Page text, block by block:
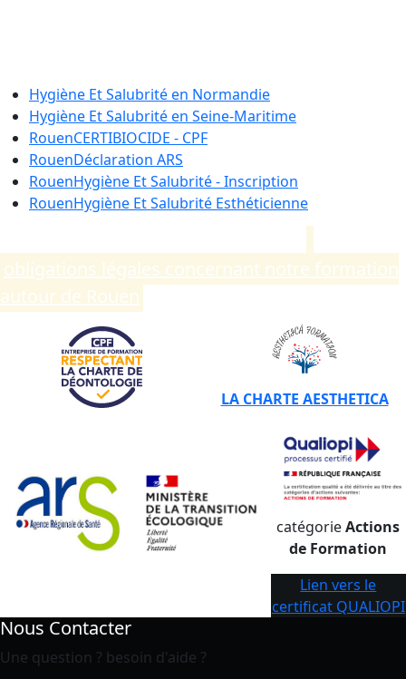
Hygiène Et Salubrité en Normandie
Hygiène Et Salubrité en Seine-Maritime
RouenCERTIBIOCIDE - CPF
RouenDéclaration ARS
RouenHygiène Et Salubrité - Inscription
RouenHygiène Et Salubrité Esthéticienne
obligations légales concernant notre formation
autour de Rouen
LA CHARTE AESTHETICA
catégorieActions
de Formation
Lien vers le
certificat QUALIOPI
Nous Contacter
Une question ? besoin d'aide ?